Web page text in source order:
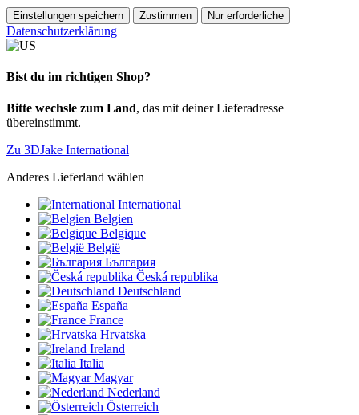
Einstellungen speichern Zustimmen Nur erforderliche
Datenschutzerklärung
Bist du im richtigen Shop?
Bitte wechsle zum Land, das mit deiner Lieferadresse
übereinstimmt.
Zu 3DJake International
Anderes Lieferland wählen
International
Belgien
Belgique
België
България
Česká republika
Deutschland
España
France
Hrvatska
Ireland
Italia
Magyar
Nederland
Österreich